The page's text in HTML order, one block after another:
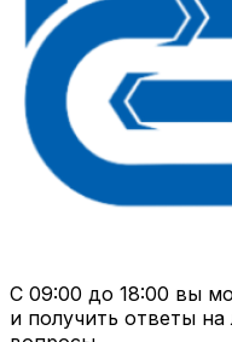
С 09:00 до 18:00 вы
и получить ответы